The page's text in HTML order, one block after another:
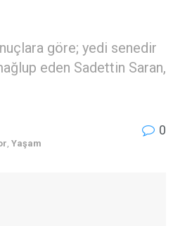
göre; yedi senedir
eden Sadettin Saran,
Yaşam
0